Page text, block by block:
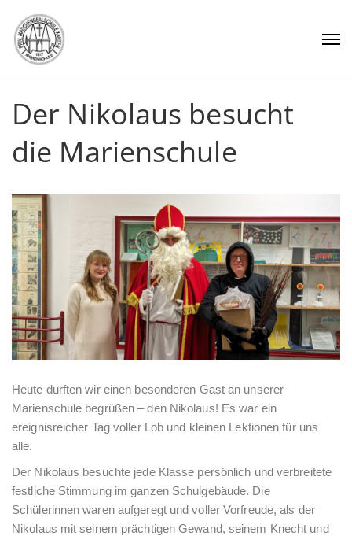
Der Nikolaus besucht
die Marienschule
Heute durften wir einen besonderen Gast an unserer
Marienschule begrüßen – den Nikolaus! Es war ein
ereignisreicher Tag voller Lob und kleinen Lektionen für uns
alle.
Der Nikolaus besuchte jede Klasse persönlich und verbreitete
festliche Stimmung im ganzen Schulgebäude. Die
Schülerinnen waren aufgeregt und voller Vorfreude, als der
Nikolaus mit seinem prächtigen Gewand, seinem Knecht und